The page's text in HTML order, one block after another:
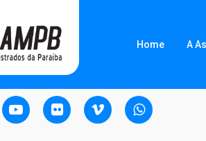
Home A